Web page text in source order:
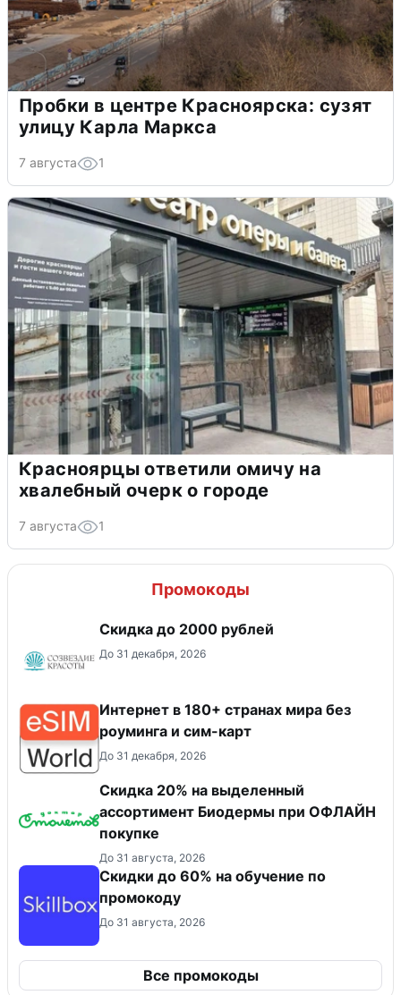
Пробки в центре Красноярска: сузят
улицу Карла Маркса
7 августа 1
Красноярцы ответили омичу на
хвалебный очерк о городе
7 августа 1
Промокоды
Скидка до 2000 рублей
До 31 декабря, 2026
Интернет в 180+ странах мира без
роуминга и сим-карт
До 31 декабря, 2026
Скидка 20% на выделенный
ассортимент Биодермы при ОФЛАЙН
покупке
До 31 августа, 2026
Скидки до 60% на обучение по
промокоду
До 31 августа, 2026
Все промокоды